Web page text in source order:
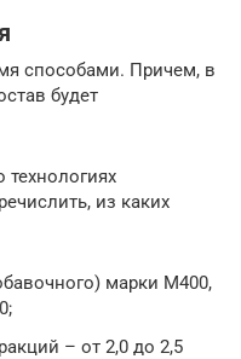
способами. Причем, в
будет
из каких
марки М400,
– от 2,0 до 2,5